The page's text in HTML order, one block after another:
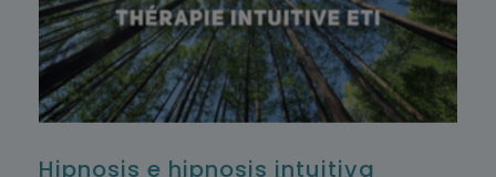
Hipnosis e hipnosis intuitiva